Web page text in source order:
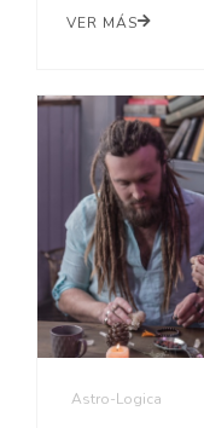
VER MÁS
Astro-Logica